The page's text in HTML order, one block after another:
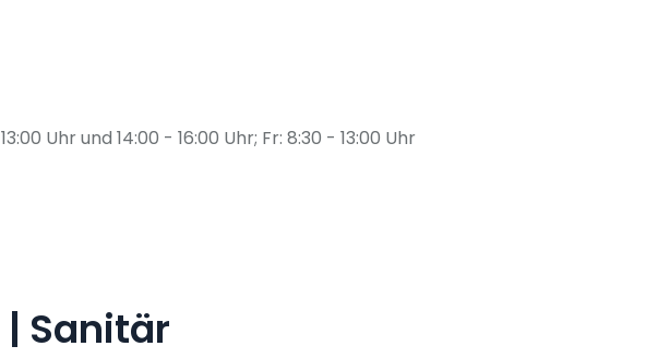
Uhr und 14:00 - 16:00 Uhr; Fr: 8:30 - 13:00 Uhr
| Sanitär